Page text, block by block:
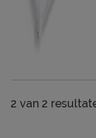
2 van 2